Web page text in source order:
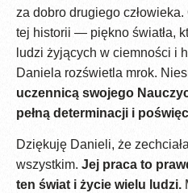
za dobro drugiego
tej historii — piękno światła,
ludzi żyjących w ciemności i
Daniela rozświetla mrok.
uczennicą swojego
pełną determinacji i
Dziękuję Danieli, że
wszystkim. Jej praca to
ten świat i życie wielu ludzi.